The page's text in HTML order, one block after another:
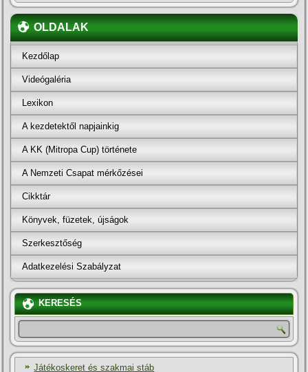
OLDALAK
Kezdőlap
Videógaléria
Lexikon
A kezdetektől napjainkig
A KK (Mitropa Cup) története
A Nemzeti Csapat mérkőzései
Cikktár
Könyvek, füzetek, újságok
Szerkesztőség
Adatkezelési Szabályzat
KERESÉS
Játékoskeret és szakmai stáb